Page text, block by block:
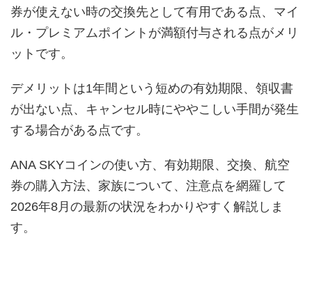
券が使えない時の交換先として有用である点、マイ
ル・プレミアムポイントが満額付与される点がメリ
ットです。
デメリットは1年間という短めの有効期限、領収書
が出ない点、キャンセル時にややこしい手間が発生
する場合がある点です。
ANA SKYコインの使い方、有効期限、交換、航空
券の購入方法、家族について、注意点を網羅して
2026年8月の最新の状況をわかりやすく解説しま
す。